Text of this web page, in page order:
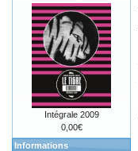
Intégrale 2009
0,00€
Informations